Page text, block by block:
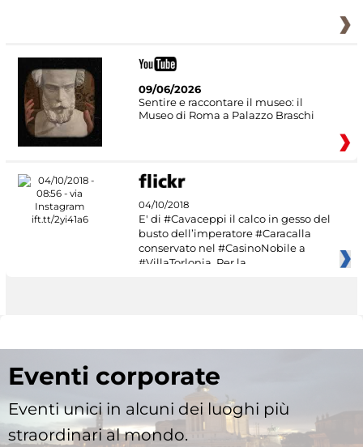
09/06/2026
Sentire e raccontare il museo: il
Museo di Roma a Palazzo Braschi
04/10/2018
E' di #Cavaceppi il calco in gesso del
busto dell’imperatore #Caracalla
conservato nel #CasinoNobile a
#VillaTorlonia. Per la
Eventi corporate
Eventi unici in alcuni dei luoghi più
straordinari al mondo.